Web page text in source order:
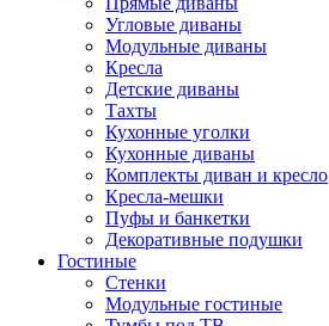
Угловые диваны
Модульные диваны
Кресла
Детские диваны
Тахты
Кухонные уголки
Кухонные диваны
Комплекты диван и кресло
Кресла-мешки
Пуфы и банкетки
Декоративные подушки
Гостиные
Стенки
Модульные гостиные